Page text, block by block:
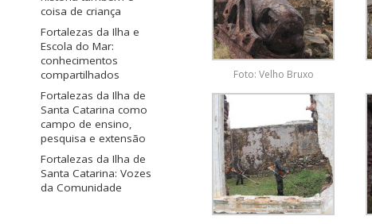
coisa de criança
Fortalezas da Ilha e
Escola do Mar:
conhecimentos
compartilhados
Fortalezas da Ilha de
Santa Catarina como
campo de ensino,
pesquisa e extensão
Fortalezas da Ilha de
Santa Catarina: Vozes
da Comunidade
Foto: Velho Bruxo